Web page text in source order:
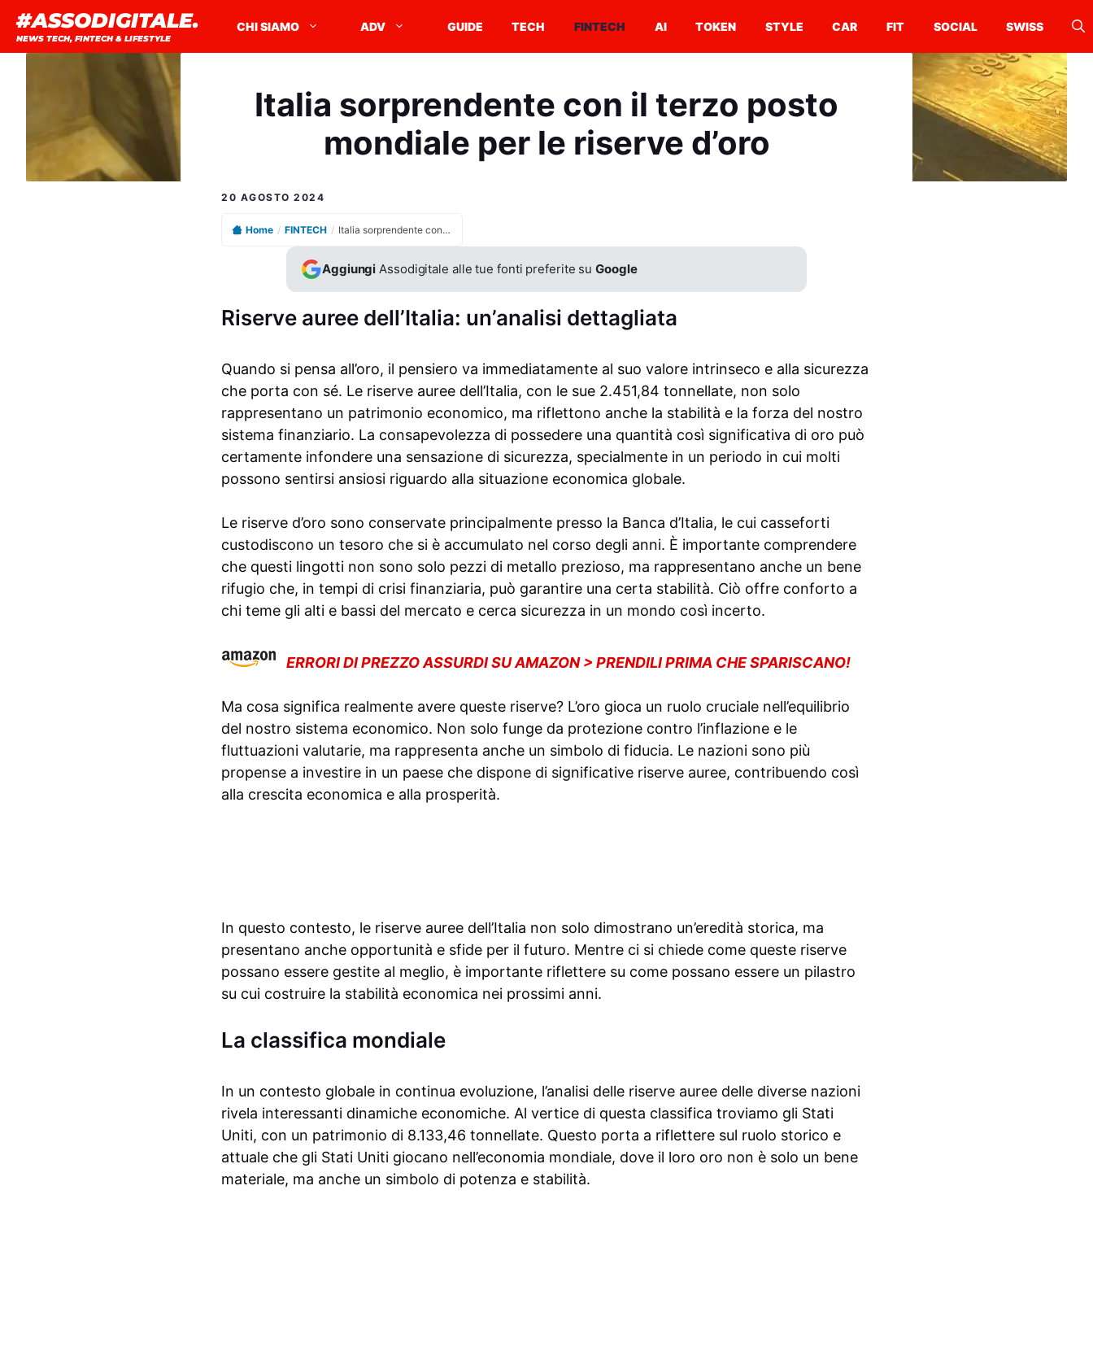
contenuto
#ASSODIGITALE.
NEWS TECH, FINTECH & LIFESTYLE
CHI SIAMO ADV GUIDE TECH FINTECH AI TOKEN STYLE CAR FIT SOCIAL SWISS
Italia sorprendente con il terzo posto
mondiale per le riserve d’oro
20 AGOSTO 2024
Home / FINTECH / Italia sorprendente con il terzo posto mondiale per le riserve d’oro
Aggiungi Assodigitale alle tue fonti preferite suGoogle
Riserve auree dell’Italia: un’analisi dettagliata
Quando si pensa all’oro, il pensiero va immediatamente al suo valore intrinseco e alla sicurezza
che porta con sé. Le riserve auree dell’Italia, con le sue 2.451,84 tonnellate, non solo
rappresentano un patrimonio economico, ma riflettono anche la stabilità e la forza del nostro
sistema finanziario. La consapevolezza di possedere una quantità così significativa di oro può
certamente infondere una sensazione di sicurezza, specialmente in un periodo in cui molti
possono sentirsi ansiosi riguardo alla situazione economica globale.
Le riserve d’oro sono conservate principalmente presso la Banca d’Italia, le cui casseforti
custodiscono un tesoro che si è accumulato nel corso degli anni. È importante comprendere
che questi lingotti non sono solo pezzi di metallo prezioso, ma rappresentano anche un bene
rifugio che, in tempi di crisi finanziaria, può garantire una certa stabilità. Ciò offre conforto a
chi teme gli alti e bassi del mercato e cerca sicurezza in un mondo così incerto.
ERRORI DI PREZZO ASSURDI SU AMAZON > PRENDILI PRIMA CHE SPARISCANO!
Ma cosa significa realmente avere queste riserve? L’oro gioca un ruolo cruciale nell’equilibrio
del nostro sistema economico. Non solo funge da protezione contro l’inflazione e le
fluttuazioni valutarie, ma rappresenta anche un simbolo di fiducia. Le nazioni sono più
propense a investire in un paese che dispone di significative riserve auree, contribuendo così
alla crescita economica e alla prosperità.
In questo contesto, le riserve auree dell’Italia non solo dimostrano un’eredità storica, ma
presentano anche opportunità e sfide per il futuro. Mentre ci si chiede come queste riserve
possano essere gestite al meglio, è importante riflettere su come possano essere un pilastro
su cui costruire la stabilità economica nei prossimi anni.
La classifica mondiale
In un contesto globale in continua evoluzione, l’analisi delle riserve auree delle diverse nazioni
rivela interessanti dinamiche economiche. Al vertice di questa classifica troviamo gli Stati
Uniti, con un patrimonio di 8.133,46 tonnellate. Questo porta a riflettere sul ruolo storico e
attuale che gli Stati Uniti giocano nell’economia mondiale, dove il loro oro non è solo un bene
materiale, ma anche un simbolo di potenza e stabilità.